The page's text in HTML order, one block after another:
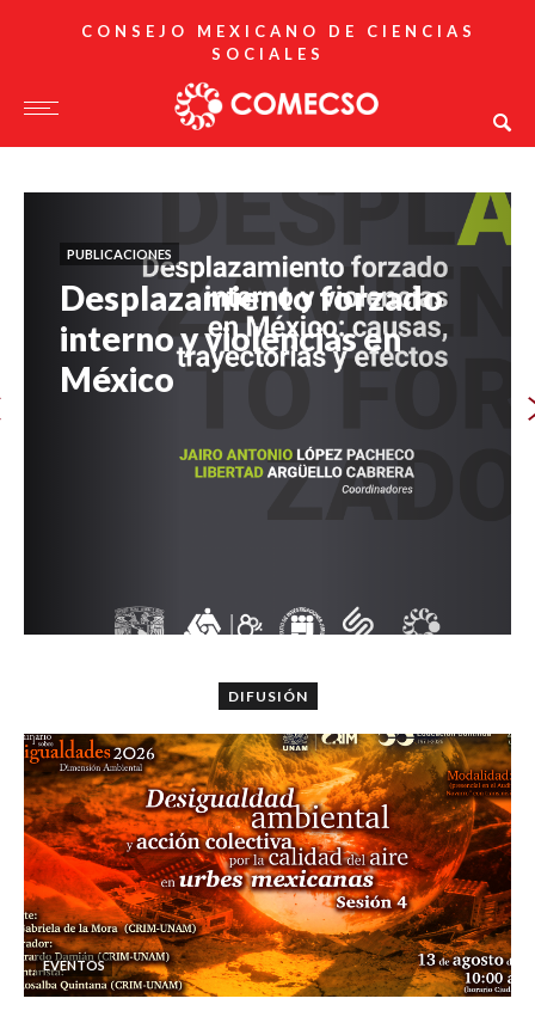
CONSEJO MEXICANO DE CIENCIAS
SOCIALES
PUBLICACIONES
Desplazamiento forzado
interno y violencias en
México
PUBLICACIONES
Publicaciones del
COMECSO
DIFUSIÓN
EVENTOS